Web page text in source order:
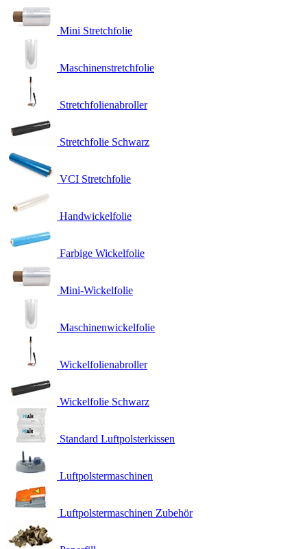
Mini Stretchfolie
Maschinenstretchfolie
Stretchfolienabroller
Stretchfolie Schwarz
VCI Stretchfolie
Handwickelfolie
Farbige Wickelfolie
Mini-Wickelfolie
Maschinenwickelfolie
Wickelfolienabroller
Wickelfolie Schwarz
Standard Luftpolsterkissen
Luftpolstermaschinen
Luftpolstermaschinen Zubehör